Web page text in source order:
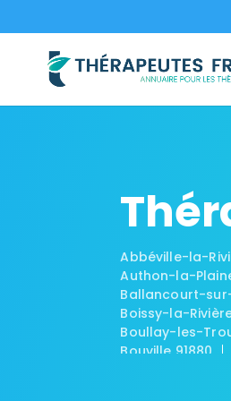
Abbéville-la-
Authon-la-
Ballancourt-sur-
Boissy-la-
Boullay-les-
Bouville 91880